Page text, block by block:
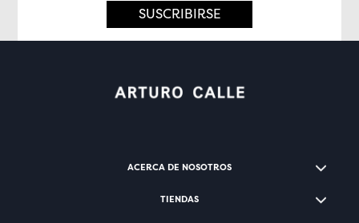
SUSCRIBIRSE
ACERCA DE NOSOTROS
TIENDAS